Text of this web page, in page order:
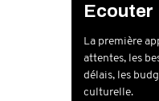
Ecouter
La première
attentes, les
délais, les
culturelle.